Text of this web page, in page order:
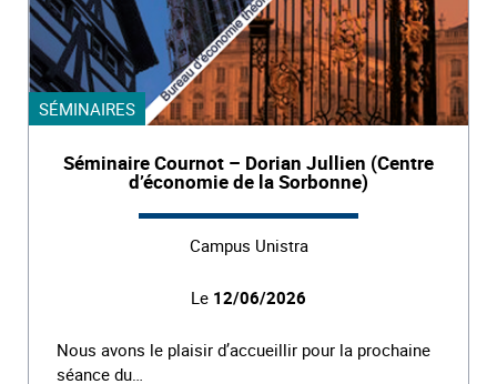
SÉMINAIRES
Séminaire Cournot – Dorian Jullien (Centre
d’économie de la Sorbonne)
Campus Unistra
Le 12/06/2026
Nous avons le plaisir d’accueillir pour la prochaine
séance du…